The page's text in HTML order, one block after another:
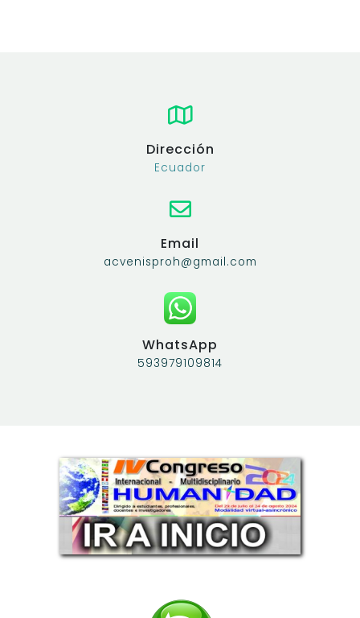
Dirección
Ecuador
Email
acvenisproh@gmail.com
WhatsApp
593979109814